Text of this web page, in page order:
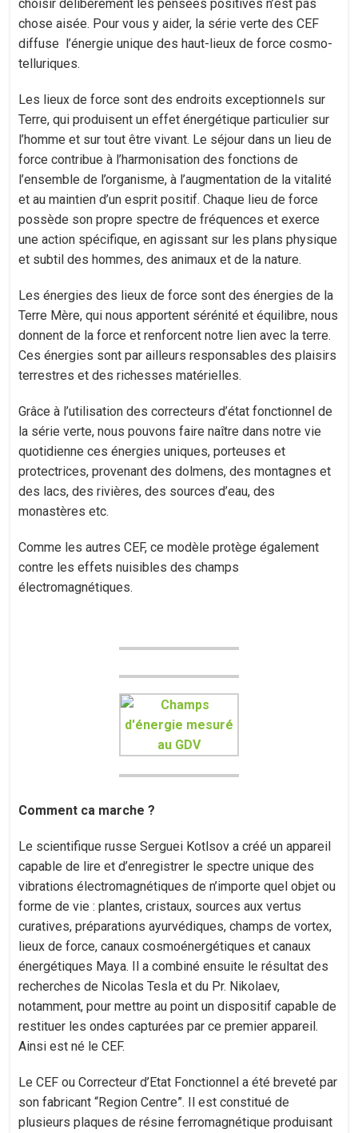
choisir délibérément les pensées positives n’est pas
chose aisée. Pour vous y aider, la série verte des CEF
diffuse l’énergie unique des haut-lieux de force cosmo-
telluriques.
Les lieux de force sont des endroits exceptionnels sur
Terre, qui produisent un effet énergétique particulier sur
l’homme et sur tout être vivant. Le séjour dans un lieu de
force contribue à l’harmonisation des fonctions de
l’ensemble de l’organisme, à l’augmentation de la vitalité
et au maintien d’un esprit positif. Chaque lieu de force
possède son propre spectre de fréquences et exerce
une action spécifique, en agissant sur les plans physique
et subtil des hommes, des animaux et de la nature.
Les énergies des lieux de force sont des énergies de la
Terre Mère, qui nous apportent sérénité et équilibre, nous
donnent de la force et renforcent notre lien avec la terre.
Ces énergies sont par ailleurs responsables des plaisirs
terrestres et des richesses matérielles.
Grâce à l’utilisation des correcteurs d’état fonctionnel de
la série verte, nous pouvons faire naître dans notre vie
quotidienne ces énergies uniques, porteuses et
protectrices, provenant des dolmens, des montagnes et
des lacs, des rivières, des sources d’eau, des
monastères etc.
Comme les autres CEF, ce modèle protège également
contre les effets nuisibles des champs
électromagnétiques.
Comment ca marche ?
Le scientifique russe Serguei Kotlsov a créé un appareil
capable de lire et d’enregistrer le spectre unique des
vibrations électromagnétiques de n’importe quel objet ou
forme de vie : plantes, cristaux, sources aux vertus
curatives, préparations ayurvédiques, champs de vortex,
lieux de force, canaux cosmoénergétiques et canaux
énergétiques Maya. Il a combiné ensuite le résultat des
recherches de Nicolas Tesla et du Pr. Nikolaev,
notamment, pour mettre au point un dispositif capable de
restituer les ondes capturées par ce premier appareil.
Ainsi est né le CEF.
Le CEF ou Correcteur d’Etat Fonctionnel a été breveté par
son fabricant “Region Centre”. Il est constitué de
plusieurs plaques de résine ferromagnétique produisant